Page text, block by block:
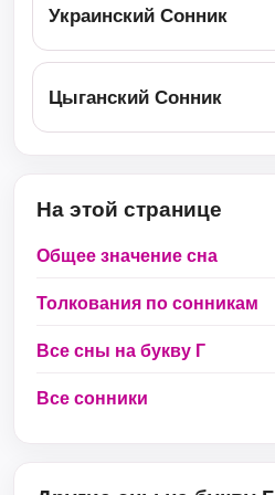
Украинский Сонник
Цыганский Сонник
На этой странице
Общее значение сна
Толкования по сонникам
Все сны на букву Г
Все сонники